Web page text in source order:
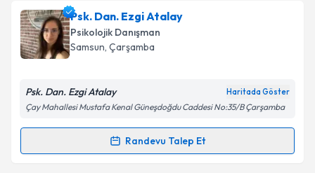
Psk. Dan. Ezgi Atalay
Psikolojik Danışman
Samsun, Çarşamba
Psk. Dan. Ezgi Atalay Haritada Göster
Çay Mahallesi Mustafa Kenal Güneşdoğdu Caddesi No:35/B Çarşamba
Randevu Talep Et
Randevu Takvimi Talebi